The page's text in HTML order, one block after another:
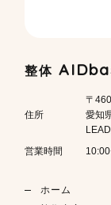
整体
住所
〒
愛知
営業時間
ホーム